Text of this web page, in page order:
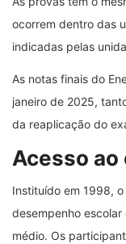
ocorrem dentro das
indicadas pelas
As notas finais do
janeiro de 2025,
da reaplicação do
Acesso
Instituído em 1998,
desempenho
médio. Os